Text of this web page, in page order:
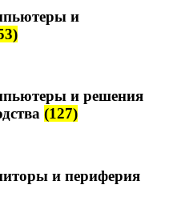
и
и решения
(127)
и периферия